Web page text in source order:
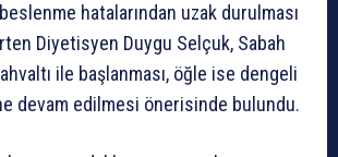
hatalarından uzak durulması
Diyetisyen Duygu Selçuk, Sabah
ile başlanması, öğle ise dengeli
devam edilmesi önerisinde bulundu.